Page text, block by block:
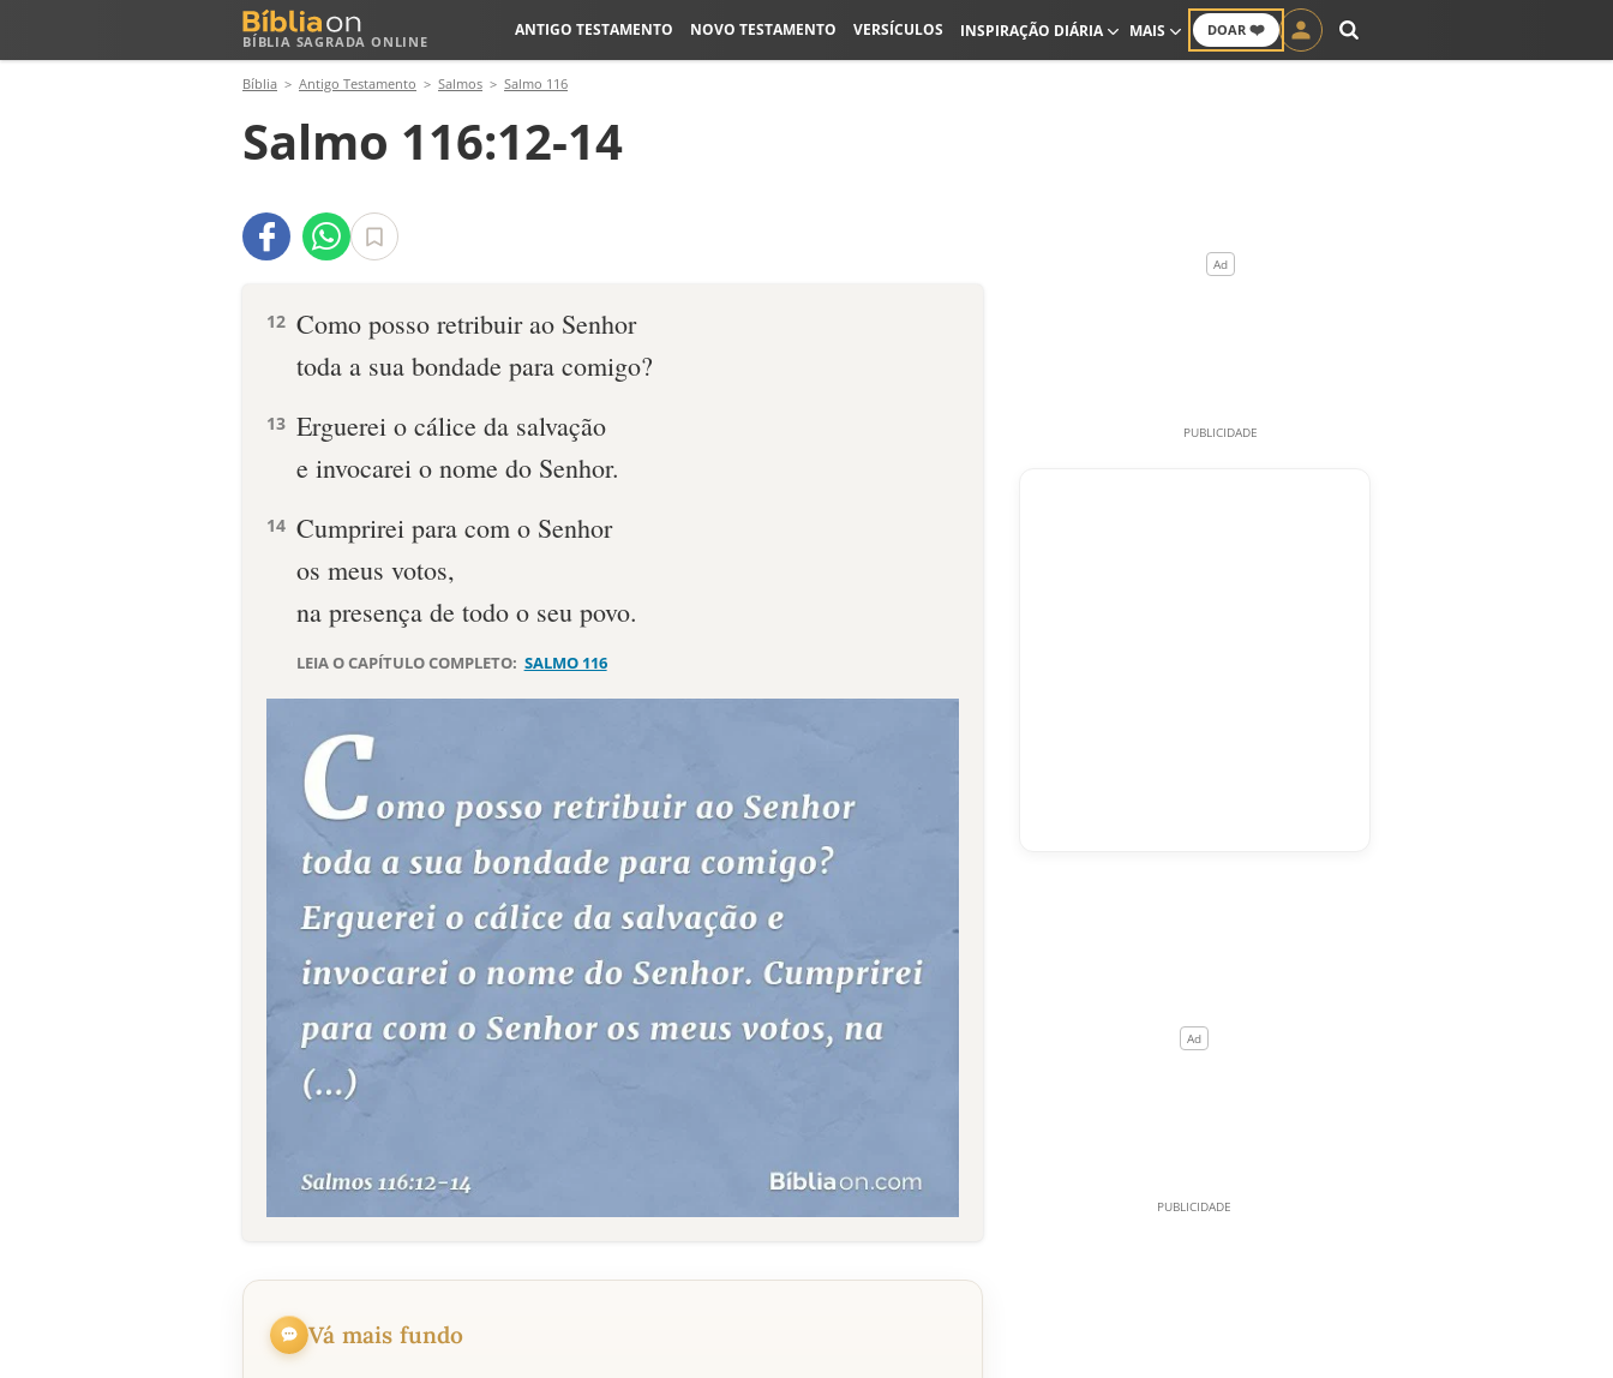
BÍBLIA SAGRADA ONLINE
DOAR ❤️
ANTIGO TESTAMENTO NOVO TESTAMENTO VERSÍCULOS INSPIRAÇÃO DIÁRIA MAIS
Bíblia Antigo Testamento Salmos Salmo 116
Salmo 116:12-14
12 Como posso retribuir ao Senhor
toda a sua bondade para comigo?
13 Erguerei o cálice da salvação
e invocarei o nome do Senhor.
14 Cumprirei para com o Senhor
os meus votos,
na presença de todo o seu povo.
LEIA O CAPÍTULO COMPLETO: SALMO 116
Vá mais fundo